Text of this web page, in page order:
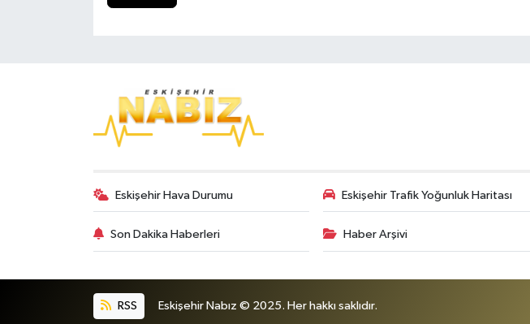
Eskişehir Hava Durumu Eskişehir Trafik Yoğunluk Haritası
Son Dakika Haberleri Haber Arşivi
RSS Eskişehir Nabız © 2025. Her hakkı saklıdır.